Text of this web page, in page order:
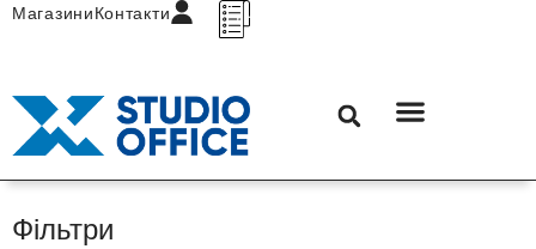
МагазиниКонтакти
Фільтри